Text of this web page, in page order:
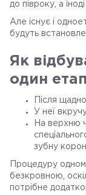
до півроку, а
Але існує і
будуть
Як
один
Після
У неї
На верхню
зубну
Процедуру
безкровною,
потрібне